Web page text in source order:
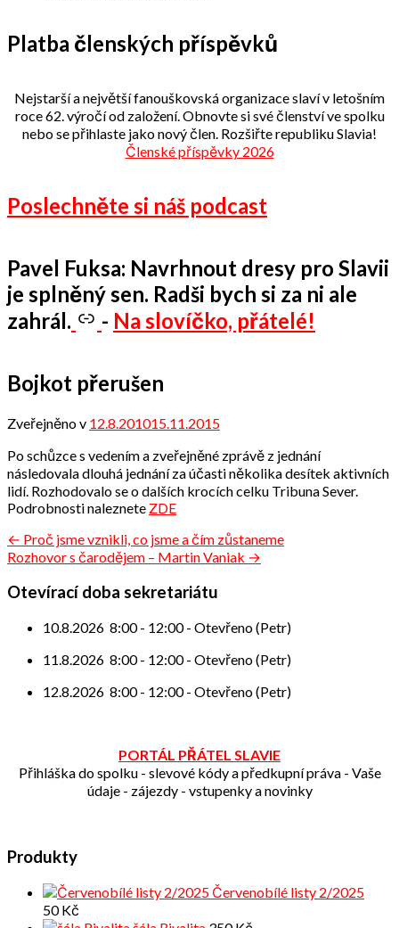
Platba členských příspěvků
Nejstarší a největší fanouškovská organizace slaví v letošním
roce 62. výročí od založení. Obnovte si své členství ve spolku
nebo se přihlaste jako nový člen. Rozšiřte republiku Slavia!
Členské příspěvky 2026
Poslechněte si náš podcast
Pavel Fuksa: Navrhnout dresy pro Slavii
je splněný sen. Radši bych si za ni ale
zahrál.
- Na slovíčko, přátelé!
Bojkot přerušen
Zveřejněno v 12.8.201015.11.2015
Po schůzce s vedením a zveřejněné zprávě z jednání
následovala dlouhá jednání za účasti několika desítek aktivních
lidí. Rozhodovalo se o dalších krocích celku Tribuna Sever.
Podrobnosti naleznete ZDE
Navigace
pro
příspěvek
← Proč jsme vznikli, co jsme a čím zůstaneme
Rozhovor s čarodějem – Martin Vaniak →
Otevírací doba sekretariátu
10.8.2026 8:00- 12:00- Otevřeno (Petr)
11.8.2026 8:00- 12:00- Otevřeno (Petr)
12.8.2026 8:00- 12:00- Otevřeno (Petr)
PORTÁL PŘÁTEL SLAVIE
Přihláška do spolku - slevové kódy a předkupní práva - Vaše
údaje - zájezdy - vstupenky a novinky
Produkty
Červenobílé listy 2/2025
50Kč